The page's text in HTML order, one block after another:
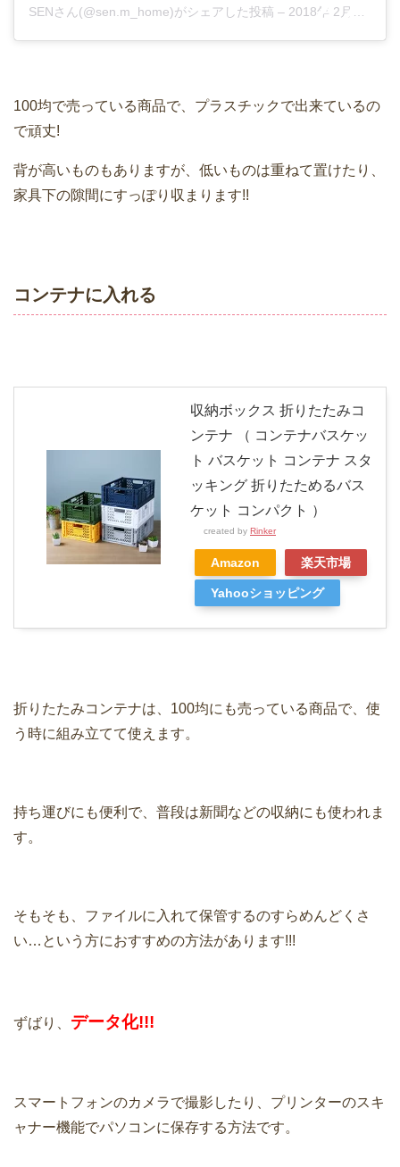
SENさん(@sen.m_home)がシェアした投稿 – 2018年 2月月7日午前5時35分PST
100均で売っている商品で、プラスチックで出来ているの
で頑丈!
背が高いものもありますが、低いものは重ねて置けたり、
家具下の隙間にすっぽり収まります!!
コンテナに入れる
収納ボックス 折りたたみコ
ンテナ （ コンテナバスケッ
ト バスケット コンテナ スタ
ッキング 折りたためるバス
ケット コンパクト ）
created by Rinker
Amazon 楽天市場
Yahooショッピング
折りたたみコンテナは、100均にも売っている商品で、使
う時に組み立てて使えます。
持ち運びにも便利で、普段は新聞などの収納にも使われま
す。
そもそも、ファイルに入れて保管するのすらめんどくさ
い…という方におすすめの方法があります!!!
ずばり、 データ化!!!
スマートフォンのカメラで撮影したり、プリンターのスキ
ャナー機能でパソコンに保存する方法です。